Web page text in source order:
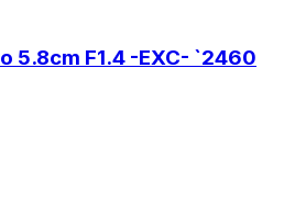
5.8cm F1.4 -EXC- `2460